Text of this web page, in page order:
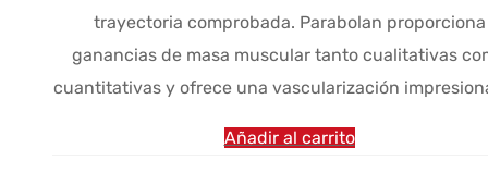
trayectoria comprobada. Parabolan proporciona
ganancias de masa muscular tanto cualitativas
cuantitativas y ofrece una vascularización
Añadir al carrito